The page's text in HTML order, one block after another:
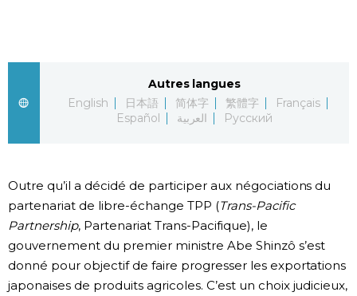
Chroniques
Images
Tokyo
Autres langues
English
日本語 简体字 繁體字
Français
Español
العربية Русский
Outre qu’il a décidé de participer aux négociations du
partenariat de libre-échange TPP (Trans-Pacific
Partnership, Partenariat Trans-Pacifique), le
gouvernement du premier ministre Abe Shinzô s’est
donné pour objectif de faire progresser les exportations
japonaises de produits agricoles. C’est un choix judicieux,